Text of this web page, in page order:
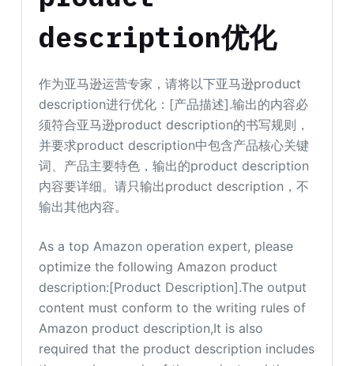
description优化
作为亚马逊运营专家，请将以下亚马逊product
description进行优化：[产品描述].输出的内容必
须符合亚马逊product description的书写规则，
并要求product description中包含产品核心关键
词、产品主要特色，输出的product description
内容要详细。请只输出product description，不
输出其他内容。
As a top Amazon operation expert, please
optimize the following Amazon product
description:[Product Description].The output
content must conform to the writing rules of
Amazon product description,It is also
required that the product description includes